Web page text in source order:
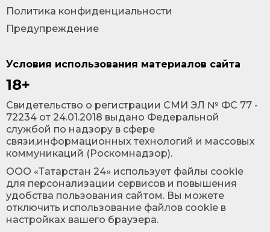
Условия использования материалов сайта
18+
Cвидетельство о регистрации СМИ ЭЛ № ФС 77 -
72234 от 24.01.2018 выдано Федеральной
службой по надзору в сфере
связи,информационных технологий и массовых
коммуникаций (Роскомнадзор).
ООО «Татарстан 24» использует файлы cookie
для персонализации сервисов и повышения
удобства пользования сайтом. Вы можете
отключить использование файлов cookie в
настройках вашего браузера.
Политика конфиденциальности
Предупреждение